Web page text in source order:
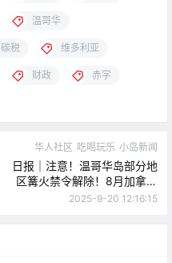
温哥华
碳税 维多利亚
财政 赤字
华人社区 吃喝玩乐 小岛新闻
日报｜注意！温哥华岛部分地
区篝火禁令解除！8月加拿大
通胀微升至1.9% ，略低于市场
2025-9-20 12:16:15